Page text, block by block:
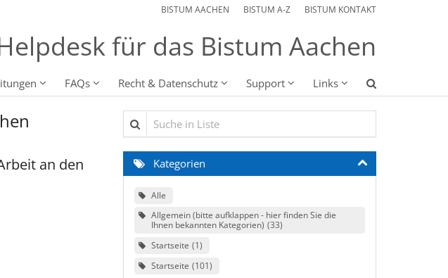
BISTUM AACHEN BISTUM A-Z BISTUM KONTAKT
für das Bistum Aachen
FAQs Recht & Datenschutz Support Links
an den
Suche in Liste
Kategorien
Alle
Allgemein (bitte aufklappen - hier finden Sie die
Ihnen bekannten Kategorien) 33
Startseite 1
Startseite 101